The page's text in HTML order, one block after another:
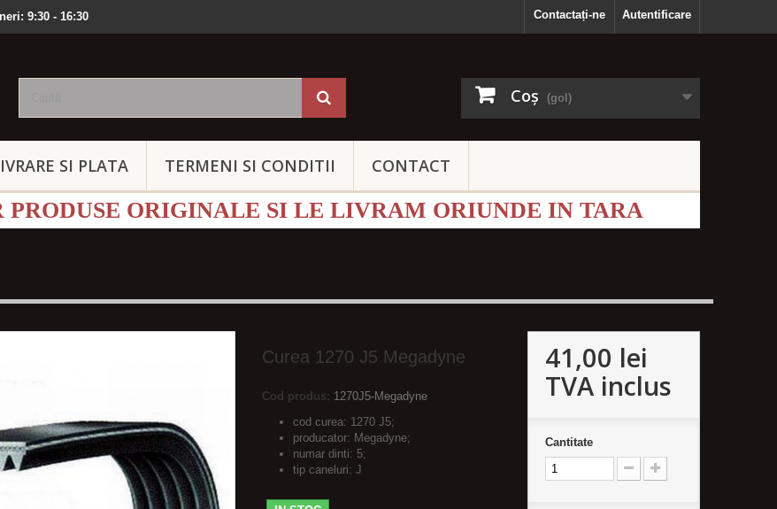
Autentificare
Contactați-ne
9:30 - 16:30
Coş (gol)
SI PLATA TERMENI SI CONDITII CONTACT
ORIGINALE SI LE LIVRAM ORIUNDE IN TARA
Curea 1270 J5 Megadyne
Cod produs: 1270J5-Megadyne
cod curea: 1270 J5;
producator: Megadyne;
numar dinti: 5;
tip caneluri: J
41,00 lei
TVA inclus
Cantitate